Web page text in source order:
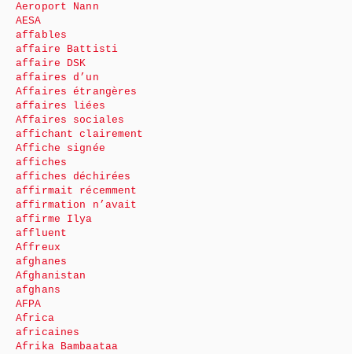
Aeroport Nann
AESA
affables
affaire Battisti
affaire DSK
affaires d’un
Affaires étrangères
affaires liées
Affaires sociales
affichant clairement
Affiche signée
affiches
affiches déchirées
affirmait récemment
affirmation n’avait
affirme Ilya
affluent
Affreux
afghanes
Afghanistan
afghans
AFPA
Africa
africaines
Afrika Bambaataa